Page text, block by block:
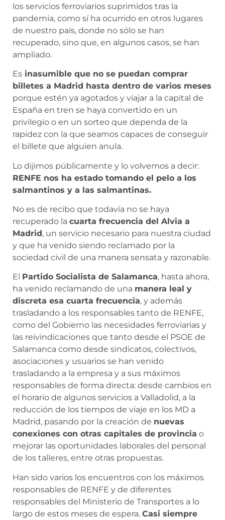
los servicios ferroviarios suprimidos tras la
pandemia, como sí ha ocurrido en otros lugares
de nuestro país, donde no sólo se han
recuperado, sino que, en algunos casos, se han
ampliado.
Es inasumible que no se puedan comprar
billetes a Madrid hasta dentro de varios meses
porque estén ya agotados y viajar a la capital de
España en tren se haya convertido en un
privilegio o en un sorteo que dependa de la
rapidez con la que seamos capaces de conseguir
el billete que alguien anula.
Lo dijimos públicamente y lo volvemos a decir:
RENFE nos ha estado tomando el pelo a los
salmantinos y a las salmantinas.
No es de recibo que todavía no se haya
recuperado la cuarta frecuencia del Alvia a
Madrid, un servicio necesario para nuestra ciudad
y que ha venido siendo reclamado por la
sociedad civil de una manera sensata y razonable.
El Partido Socialista de Salamanca, hasta ahora,
ha venido reclamando de una manera leal y
discreta esa cuarta frecuencia, y además
trasladando a los responsables tanto de RENFE,
como del Gobierno las necesidades ferroviarias y
las reivindicaciones que tanto desde el PSOE de
Salamanca como desde sindicatos, colectivos,
asociaciones y usuarios se han venido
trasladando a la empresa y a sus máximos
responsables de forma directa: desde cambios en
el horario de algunos servicios a Valladolid, a la
reducción de los tiempos de viaje en los MD a
Madrid, pasando por la creación de nuevas
conexiones con otras capitales de provincia o
mejorar las oportunidades laborales del personal
de los talleres, entre otras propuestas.
Han sido varios los encuentros con los máximos
responsables de RENFE y de diferentes
responsables del Ministerio de Transportes a lo
largo de estos meses de espera. Casi siempre